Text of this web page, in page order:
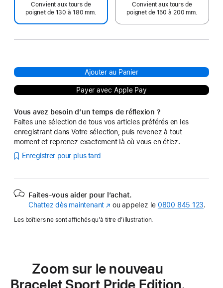
Convient aux tours de
poignet de 130 à 180 mm.
Convient aux tours de
poignet de 150 à 200 mm.
Ajouter au Panier
Payer avec Apple Pay
Vous avez besoin d’un temps de réflexion ?
Faites une sélection de tous vos articles préférés en les
enregistrant dans Votre sélection, puis revenez à tout
moment et reprenez exactement là où vous en étiez.
Enregistrer pour plus tard
Faites-vous aider pour l’achat.
Chattez dès maintenant (s’ouvre
une
ou appelez le 0800 845 123.
Les boîtiers ne sont affichés qu’à titre d’illustration.
Zoom sur le nouveau
Bracelet Sport Pride Edition.